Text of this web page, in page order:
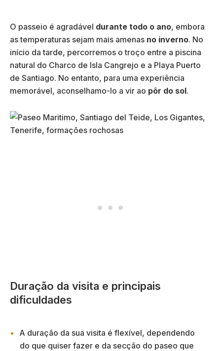
O passeio é agradável durante todo o ano, embora
as temperaturas sejam mais amenas no inverno. No
início da tarde, percorremos o troço entre a piscina
natural do Charco de Isla Cangrejo e a Playa Puerto
de Santiago. No entanto, para uma experiência
memorável, aconselhamo-lo a vir ao pôr do sol.
Duração da visita e principais
dificuldades
A duração da sua visita é flexível, dependendo
do que quiser fazer e da secção do paseo que